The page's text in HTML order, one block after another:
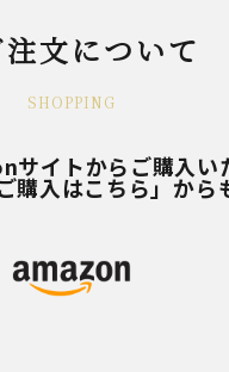
注文について
SHOPPING
イトからご購入い
入はこちら」から